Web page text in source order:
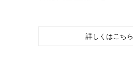
詳しくはこちら